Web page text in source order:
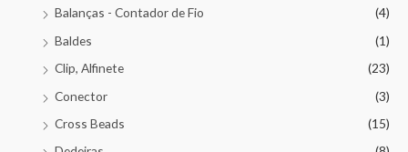
Balanças - Contador de Fio
(4)
Baldes
(1)
Clip, Alfinete
(23)
Conector
(3)
Cross Beads
(15)